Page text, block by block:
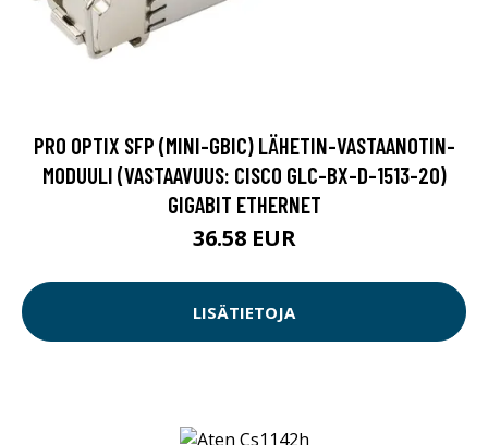
PRO OPTIX SFP (MINI-GBIC) LÄHETIN-VASTAANOTIN-
MODUULI (VASTAAVUUS: CISCO GLC-BX-D-1513-20)
GIGABIT ETHERNET
36.58 EUR
LISÄTIETOJA